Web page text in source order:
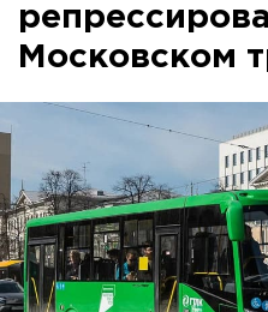
Московском